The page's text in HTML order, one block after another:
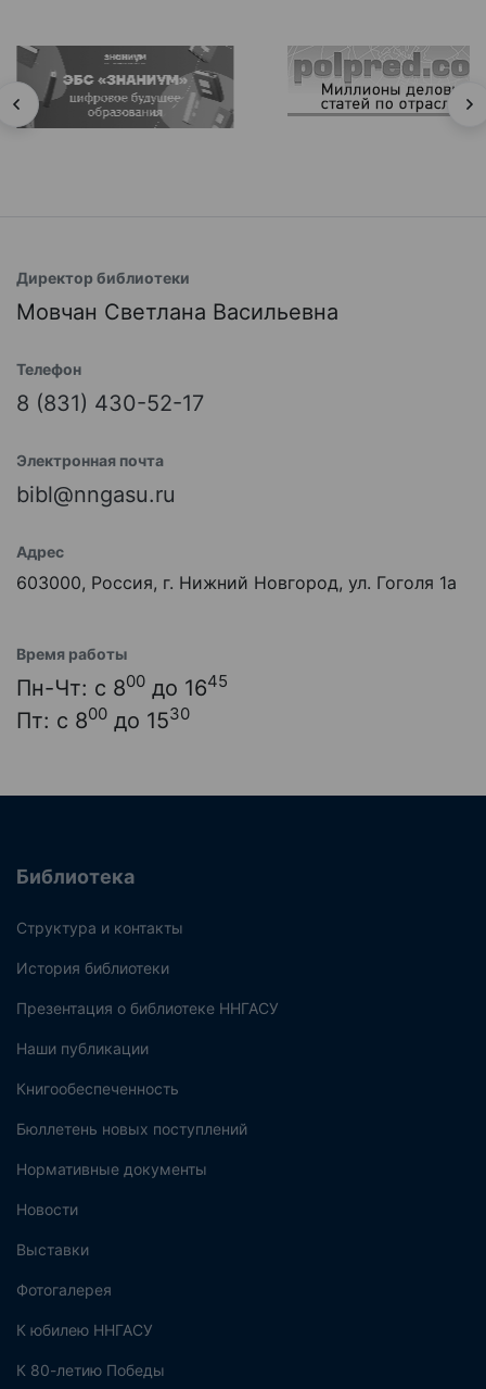
Директор библиотеки
Мовчан Светлана Васильевна
Телефон
8 (831) 430-52-17
Электронная почта
bibl@nngasu.ru
Адрес
603000, Россия, г. Нижний Новгород, ул. Гоголя 1а
Время работы
Пн-Чт: с 800 до 1645
Пт: с 800 до 1530
Библиотека
Структура и контакты
История библиотеки
Презентация о библиотеке ННГАСУ
Наши публикации
Книгообеспеченность
Бюллетень новых поступлений
Нормативные документы
Новости
Выставки
Фотогалерея
К юбилею ННГАСУ
К 80-летию Победы